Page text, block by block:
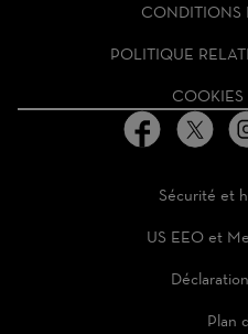
CONDITIONS
POLITIQUE
COOKIES
Sécurité et
US EEO et
Plan